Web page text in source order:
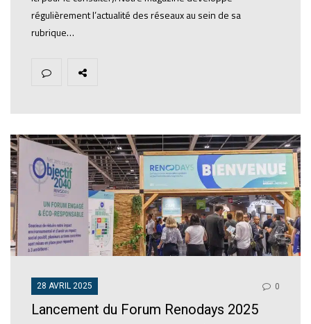
régulièrement l’actualité des réseaux au sein de sa
rubrique…
28 AVRIL 2025 0
Lancement du Forum Renodays 2025